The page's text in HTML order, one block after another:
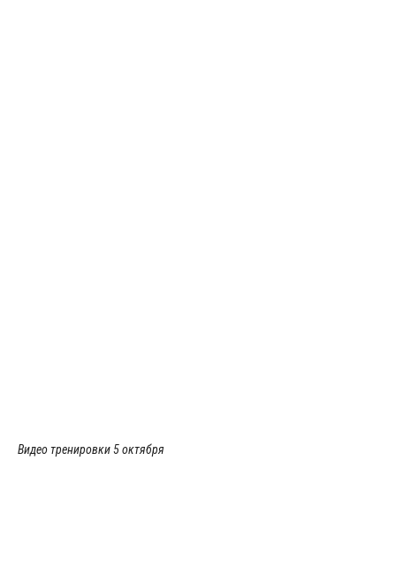
Видео тренировки 5 октября